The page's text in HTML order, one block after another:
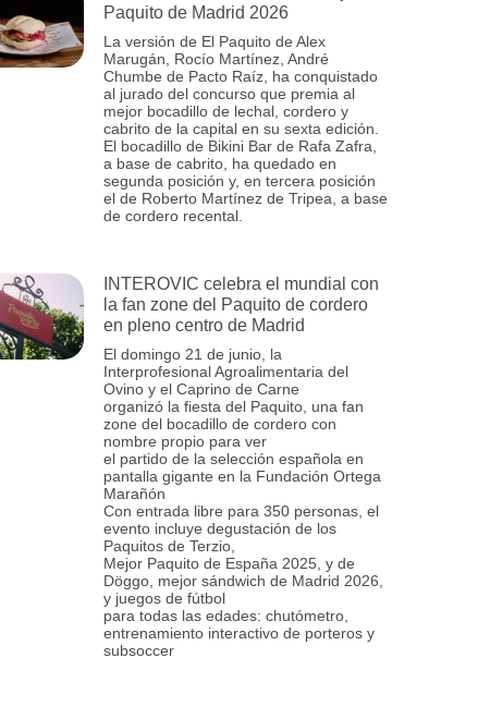
Paquito de Madrid 2026
La versión de El Paquito de Alex
Marugán, Rocío Martínez, André
Chumbe de Pacto Raíz, ha conquistado
al jurado del concurso que premia al
mejor bocadillo de lechal, cordero y
cabrito de la capital en su sexta edición.
El bocadillo de Bikini Bar de Rafa Zafra,
a base de cabrito, ha quedado en
segunda posición y, en tercera posición
el de Roberto Martínez de Tripea, a base
de cordero recental.
INTEROVIC celebra el mundial con
la fan zone del Paquito de cordero
en pleno centro de Madrid
El domingo 21 de junio, la
Interprofesional Agroalimentaria del
Ovino y el Caprino de Carne
organizó la fiesta del Paquito, una fan
zone del bocadillo de cordero con
nombre propio para ver
el partido de la selección española en
pantalla gigante en la Fundación Ortega
Marañón
Con entrada libre para 350 personas, el
evento incluye degustación de los
Paquitos de Terzio,
Mejor Paquito de España 2025, y de
Döggo, mejor sándwich de Madrid 2026,
y juegos de fútbol
para todas las edades: chutómetro,
entrenamiento interactivo de porteros y
subsoccer